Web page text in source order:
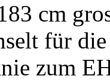
cm
für
zum